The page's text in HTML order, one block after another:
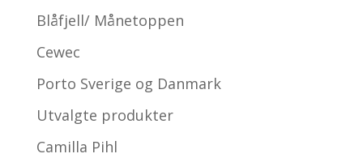
Blåfjell/ Månetoppen
Cewec
Porto Sverige og Danmark
Utvalgte produkter
Camilla Pihl